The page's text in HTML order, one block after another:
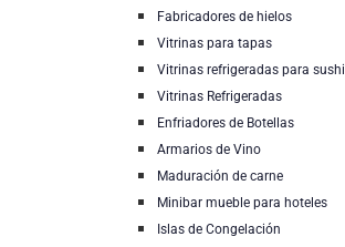
Fabricadores de hielos
Vitrinas para tapas
Vitrinas refrigeradas para sushi
Vitrinas Refrigeradas
Enfriadores de Botellas
Armarios de Vino
Maduración de carne
Minibar mueble para hoteles
Islas de Congelación